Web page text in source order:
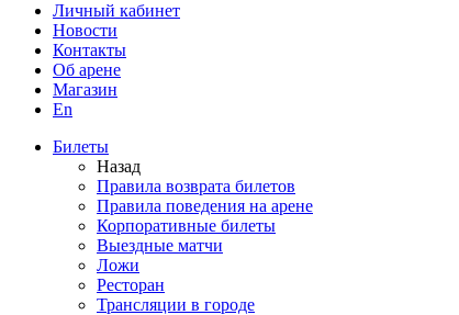
Личный кабинет
Новости
Контакты
Об арене
Магазин
En
Билеты
Назад
Правила возврата билетов
Правила поведения на арене
Корпоративные билеты
Выездные матчи
Ложи
Ресторан
Трансляции в городе